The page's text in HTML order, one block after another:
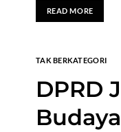
READ MORE
TAK BERKATEGORI
DPRD